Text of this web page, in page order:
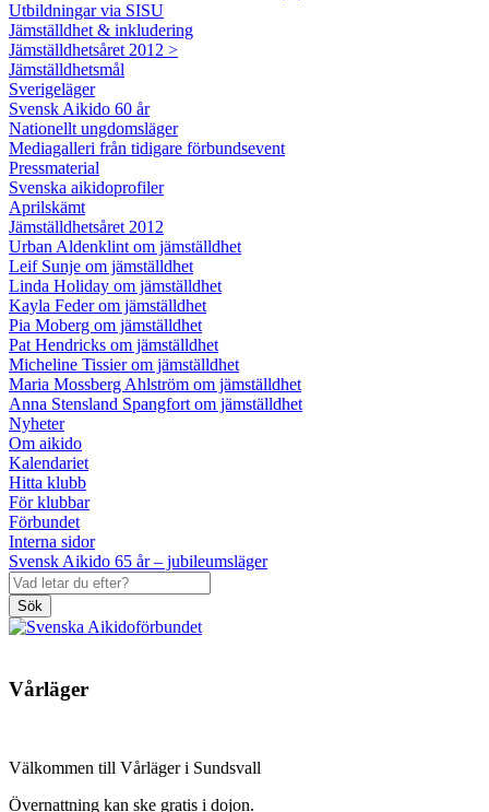
Utbildningar via SISU
Jämställdhet & inkludering
Jämställdhetsåret 2012 >
Jämställdhetsmål
Sverigeläger
Svensk Aikido 60 år
Nationellt ungdomsläger
Mediagalleri från tidigare förbundsevent
Pressmaterial
Svenska aikidoprofiler
Aprilskämt
Jämställdhetsåret 2012
Urban Aldenklint om jämställdhet
Leif Sunje om jämställdhet
Linda Holiday om jämställdhet
Kayla Feder om jämställdhet
Pia Moberg om jämställdhet
Pat Hendricks om jämställdhet
Micheline Tissier om jämställdhet
Maria Mossberg Ahlström om jämställdhet
Anna Stensland Spangfort om jämställdhet
Nyheter
Om aikido
Kalendariet
Hitta klubb
För klubbar
Förbundet
Interna sidor
Svensk Aikido 65 år – jubileumsläger
Sök
Vårläger
Välkommen till Vårläger i Sundsvall
Övernattning kan ske gratis i dojon.